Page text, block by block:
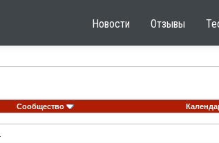
Новости Отзывы
Сообщество